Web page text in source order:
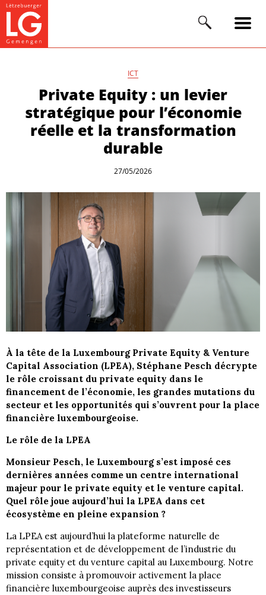
ICT
Private Equity : un levier
stratégique pour l’économie
réelle et la transformation
durable
27/05/2026
À la tête de la Luxembourg Private Equity & Venture
Capital Association (LPEA), Stéphane Pesch décrypte
le rôle croissant du private equity dans le
financement de l’économie, les grandes mutations du
secteur et les opportunités qui s’ouvrent pour la place
financière luxembourgeoise.
Le rôle de la LPEA
Monsieur Pesch, le Luxembourg s’est imposé ces
dernières années comme un centre international
majeur pour le private equity et le venture capital.
Quel rôle joue aujourd’hui la LPEA dans cet
écosystème en pleine expansion ?
La LPEA est aujourd’hui la plateforme naturelle de
représentation et de développement de l’industrie du
private equity et du venture capital au Luxembourg. Notre
mission consiste à promouvoir activement la place
financière luxembourgeoise auprès des investisseurs